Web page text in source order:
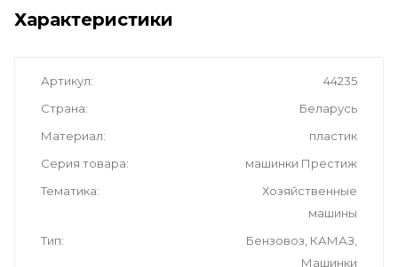
Характеристики
Артикул
44235
Страна
Беларусь
Материал
пластик
Серия товара
машинки Престиж
Тематика
Хозяйственные
машины
Тип
Бензовоз, КАМАЗ,
Машинки